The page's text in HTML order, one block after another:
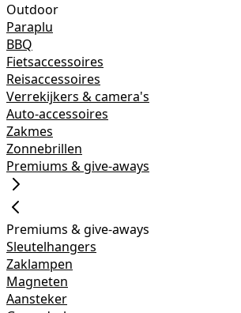
Outdoor
Paraplu
BBQ
Fietsaccessoires
Reisaccessoires
Verrekijkers & camera's
Auto-accessoires
Zakmes
Zonnebrillen
Premiums & give-aways
Premiums & give-aways
Sleutelhangers
Zaklampen
Magneten
Aansteker